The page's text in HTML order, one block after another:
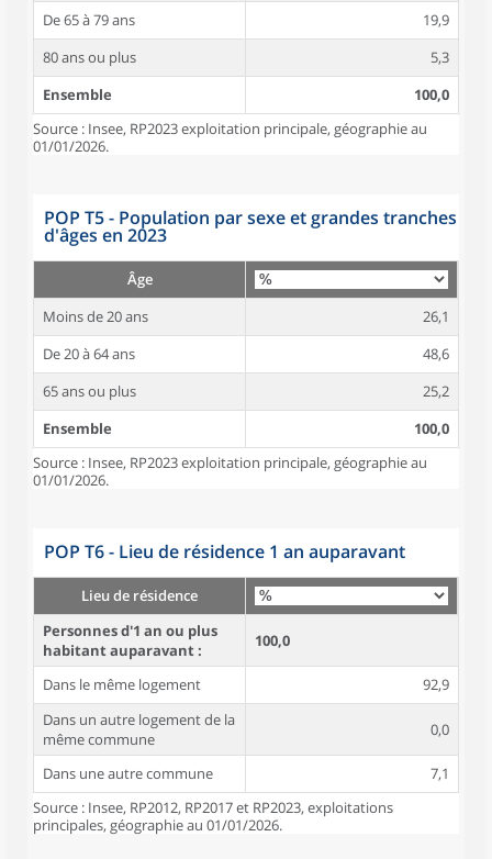
De 65 à 79 ans
19,9
80 ans ou plus
5,3
Ensemble
100,0
Source : Insee, RP2023 exploitation principale, géographie au
01/01/2026.
POP T5 - Population par sexe et grandes tranches
d'âges en 2023
Âge
Moins de 20 ans
26,1
De 20 à 64 ans
48,6
65 ans ou plus
25,2
Ensemble
100,0
Source : Insee, RP2023 exploitation principale, géographie au
01/01/2026.
POP T6 - Lieu de résidence 1 an auparavant
Lieu de résidence
Personnes d'1 an ou plus
habitant auparavant :
100,0
Dans le même logement
92,9
Dans un autre logement de la
même commune
0,0
Dans une autre commune
7,1
Source : Insee, RP2012, RP2017 et RP2023, exploitations
principales, géographie au 01/01/2026.